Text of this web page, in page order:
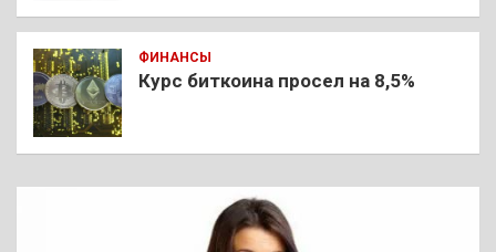
ФИНАНСЫ
Курс биткоина просел на 8,5%